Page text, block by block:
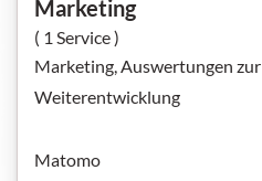
Marketing
( 1 Service )
Marketing, Auswertungen zur
Weiterentwicklung
Matomo